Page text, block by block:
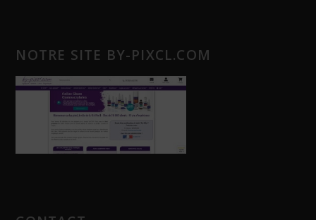
NOTRE SITE BY-PIXCL.COM